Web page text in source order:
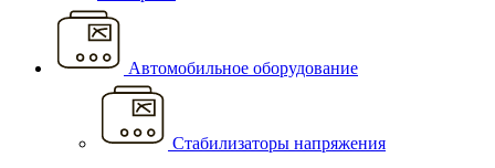
Автомобильное оборудование
Стабилизаторы напряжения